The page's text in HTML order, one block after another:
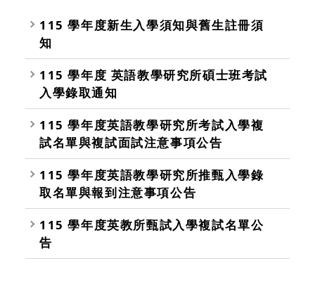
115 學年度新生入學須知與舊生註冊須
知
115 學年度 英語教學研究所碩士班考試
入學錄取通知
115 學年度英語教學研究所考試入學複
試名單與複試面試注意事項公告
115 學年度英語教學研究所推甄入學錄
取名單與報到注意事項公告
115 學年度英教所甄試入學複試名單公
告